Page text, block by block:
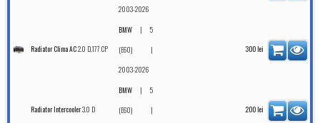
2003-2026
Radiator Clima AC2.0 D,177 CP
BMW |5
(E60) |
2003-2026
300 lei
Radiator Intercooler3.0 D
BMW |5
(E60) |
200 lei